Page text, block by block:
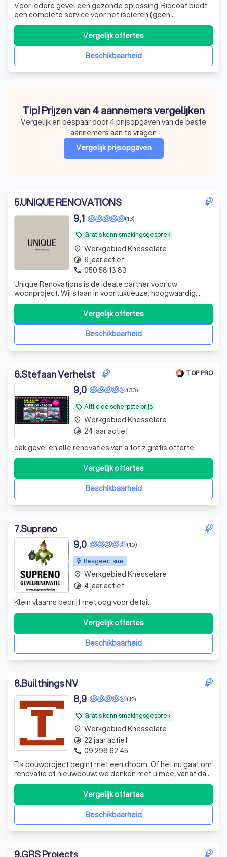
Voor iedere gevel een gezonde oplossing. Biocoat biedt
een complete service voor het isoleren (geen
spouwmuurisolatie) en afwerken van ieder muurtype,
zowel interieur als exterieur. Onze technische adviseurs
begeleiden u bij uw zoektocht naar een duurzame,
onderhoudsvriendelijke en bovendien ecolo
Beschikbaarheid
Vergelijk offertes
Tip! Prijzen van 4 aannemers vergelijken
Vergelijk en bespaar door 4 prijsopgaven van de beste
aannemers aan te vragen
Vergelijk prijsopgaven
5.UNIQUE RENOVATIONS
local_offer Gratis kennismakingsgesprek
(13)
9,1
Unique Renovations is de ideale partner voor uw
woonproject. Wij staan in voor luxueuze, hoogwaardig
afgewerkte totaalrenovaties en interieurinrichting met
kwalitatieve, duurzame materialen. Daarnaast ontwerpen
en creëren wij designmeubelen op maat, bekleed in
Mortex. Van afbraakwerken tot elektric
Beschikbaarheid
Vergelijk offertes
place Werkgebied Knesselare
timelapse 6 jaar actief
phone 050 58 13 83
6.Stefaan Verhelst TOP PRO
local_offer Altijd de scherpste prijs
(30)
9,0
dak gevel en alle renovaties van a tot z gratis offerte
Beschikbaarheid
Vergelijk offertes
place Werkgebied Knesselare
timelapse 24 jaar actief
7.Supreno
Reageert snel
(10)
9,0
Klein vlaams bedrijf met oog voor detail.
Beschikbaarheid
Vergelijk offertes
place Werkgebied Knesselare
timelapse 4 jaar actief
8.Builthings NV
local_offer Gratis kennismakingsgesprek
(12)
8,9
Elk bouwproject begint met een droom. Of het nu gaat om
renovatie of nieuwbouw: we denken met u mee, vanaf dag
één.
Beschikbaarheid
Vergelijk offertes
place Werkgebied Knesselare
timelapse 22 jaar actief
phone 09 298 62 45